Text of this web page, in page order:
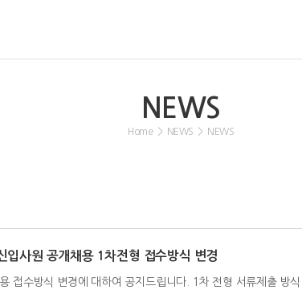
NEWS
Home > NEWS > NEWS
입사원 공개채용 1차전형 접수방식 변경
접수방식 변경에 대하여 공지드립니다. 1차 전형 서류제출 방